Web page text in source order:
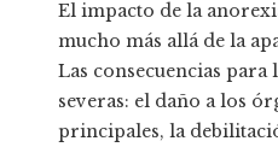
El impacto de la
mucho más allá de la
Las consecuencias para
severas: el daño a los
principales, la